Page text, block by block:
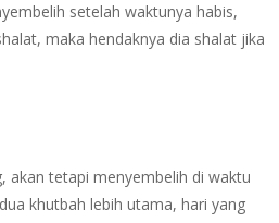
setelah waktunya habis,
maka hendaknya dia shalat jika
akan tetapi menyembelih di waktu
khutbah lebih utama, hari yang